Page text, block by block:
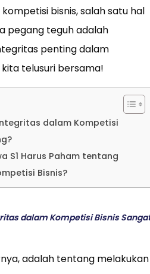
bisnis, salah satu hal
pegang teguh adalah
penting dalam
telusuri bersama!
dalam Kompetisi
S1 Harus Paham tentang
Bisnis?
dalam Kompetisi Bisnis Sangat
adalah tentang melakukan